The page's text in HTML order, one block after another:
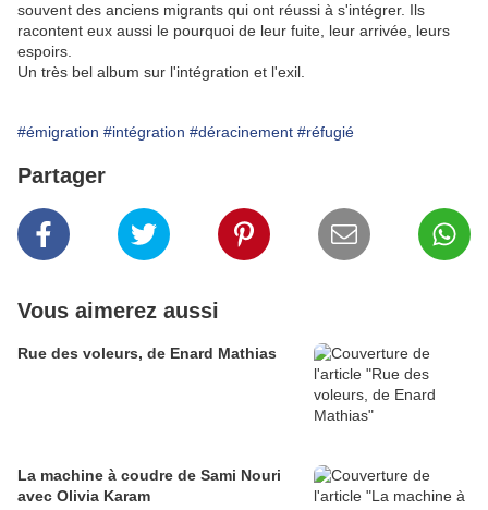
souvent des anciens migrants qui ont réussi à s'intégrer. Ils
racontent eux aussi le pourquoi de leur fuite, leur arrivée, leurs
espoirs.
Un très bel album sur l'intégration et l'exil.
#émigration #intégration #déracinement #réfugié
Partager
Vous aimerez aussi
Rue des voleurs, de Enard Mathias
La machine à coudre de Sami Nouri
avec Olivia Karam